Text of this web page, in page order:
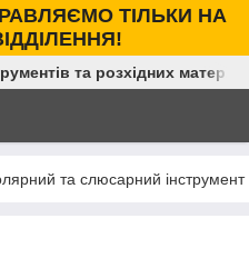
ТІЛЬКИ НА
та розхідних
та слюсарний інструмент